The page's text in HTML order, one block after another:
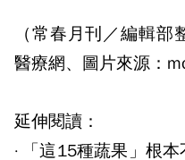
（常春月刊／編輯
醫療網、圖片來源：
延伸閱讀：
·
「這15種蔬果」根